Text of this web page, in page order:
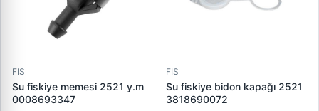
FIS
Su fiskiye memesi 2521 y.m
0008693347
FIS
Su fiskiye bidon kapağı 2521
3818690072